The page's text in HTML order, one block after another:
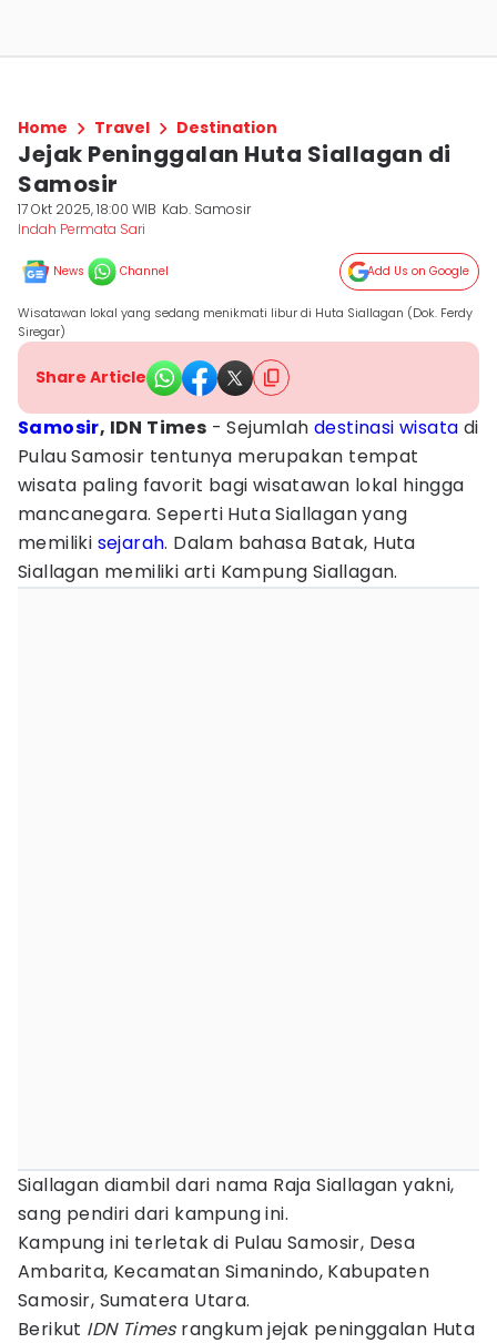
Home Travel Destination
Jejak Peninggalan Huta Siallagan di
Samosir
17 Okt 2025, 18:00 WIB Kab. Samosir
Indah Permata Sari
News Channel Add Us on Google
Wisatawan lokal yang sedang menikmati libur di Huta Siallagan (Dok. Ferdy
Siregar)
Share Article
Samosir, IDN Times - Sejumlahdestinasi wisata di
Pulau Samosir tentunya merupakan tempat
wisata paling favorit bagi wisatawan lokal hingga
mancanegara. Seperti Huta Siallagan yang
memiliki sejarah. Dalam bahasa Batak, Huta
Siallagan memiliki arti Kampung Siallagan.
Siallagan diambil dari nama Raja Siallagan yakni,
sang pendiri dari kampung ini.
Kampung ini terletak di Pulau Samosir, Desa
Ambarita, Kecamatan Simanindo, Kabupaten
Samosir, Sumatera Utara.
Berikut IDN Timesrangkum jejak peninggalan Huta